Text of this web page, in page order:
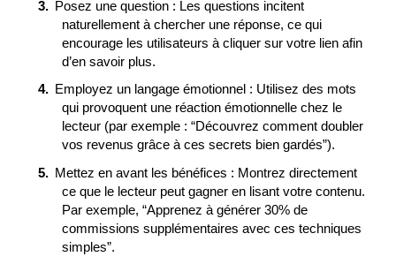
Posez une question : Les questions incitent
naturellement à chercher une réponse, ce qui
encourage les utilisateurs à cliquer sur votre lien afin
d’en savoir plus.
Employez un langage émotionnel : Utilisez des mots
qui provoquent une réaction émotionnelle chez le
lecteur (par exemple : “Découvrez comment doubler
vos revenus grâce à ces secrets bien gardés”).
Mettez en avant les bénéfices : Montrez directement
ce que le lecteur peut gagner en lisant votre contenu.
Par exemple, “Apprenez à générer 30% de
commissions supplémentaires avec ces techniques
simples”.